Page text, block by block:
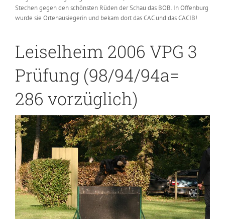
Stechen gegen den schönsten Rüden der Schau das BOB. In Offenburg
wurde sie Ortenausiegerin und bekam dort das CAC und das CACIB!
Leiselheim 2006 VPG 3
Prüfung (98/94/94a=
286 vorzüglich)